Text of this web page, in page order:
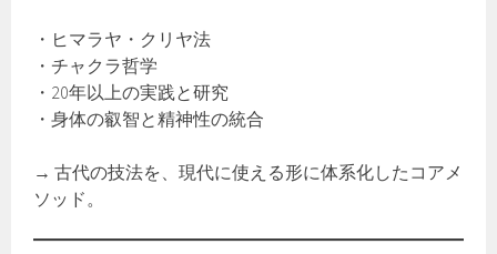
・ヒマラヤ・クリヤ法
・チャクラ哲学
・20年以上の実践と研究
・身体の叡智と精神性の統合
→ 古代の技法を、現代に使える形に体系化したコアメ
ソッド。